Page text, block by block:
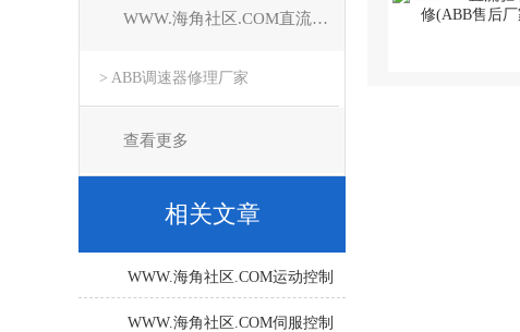
WWW.海角社区.COM直流控制器维修
> ABB调速器修理厂家
查看更多
相关文章
WWW.海角社区.COM运动控制
器NCU显示F成功修好
WWW.海角社区.COM伺服控制